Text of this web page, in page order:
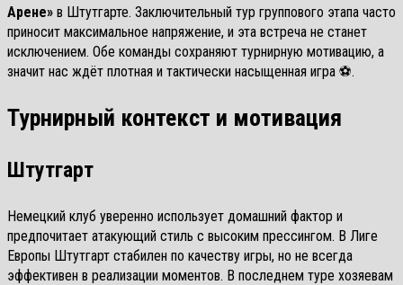
Арене» в Штутгарте. Заключительный тур группового этапа часто
приносит максимальное напряжение, и эта встреча не станет
исключением. Обе команды сохраняют турнирную мотивацию, а
значит нас ждёт плотная и тактически насыщенная игра ⚽.
Турнирный контекст и мотивация
Штутгарт
Немецкий клуб уверенно использует домашний фактор и
предпочитает атакующий стиль с высоким прессингом. В Лиге
Европы Штутгарт стабилен по качеству игры, но не всегда
эффективен в реализации моментов. В последнем туре хозяевам